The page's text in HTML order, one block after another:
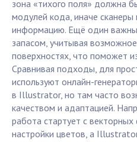
зона «тихого поля» должна
модулей кода, иначе сканеры
информацию. Ещё один
запасом, учитывая
поверхностях, что поможет
Сравнивая подходы, для
используют онлайн-
в Illustrator, но там часто
качеством и адаптацией.
работа стартует с
настройки цветов, а